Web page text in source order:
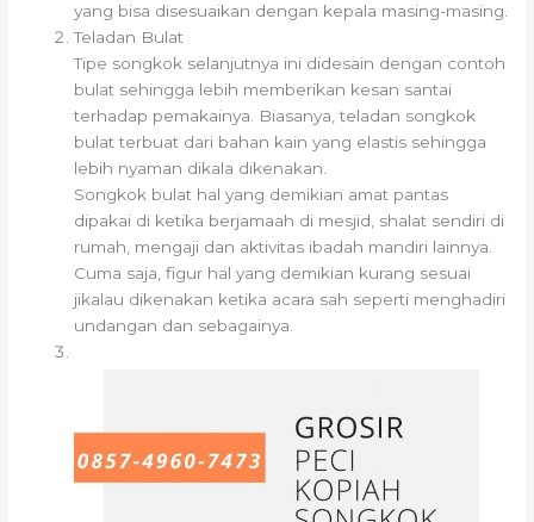
yang bisa disesuaikan dengan kepala masing-masing.
Teladan Bulat
Tipe songkok selanjutnya ini didesain dengan contoh
bulat sehingga lebih memberikan kesan santai
terhadap pemakainya. Biasanya, teladan songkok
bulat terbuat dari bahan kain yang elastis sehingga
lebih nyaman dikala dikenakan.
Songkok bulat hal yang demikian amat pantas
dipakai di ketika berjamaah di mesjid, shalat sendiri di
rumah, mengaji dan aktivitas ibadah mandiri lainnya.
Cuma saja, figur hal yang demikian kurang sesuai
jikalau dikenakan ketika acara sah seperti menghadiri
undangan dan sebagainya.